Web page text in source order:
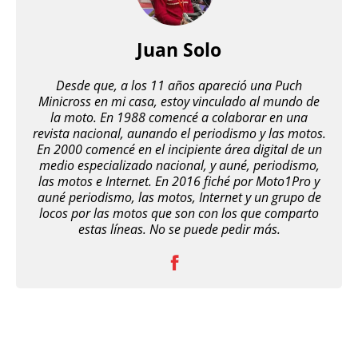
Juan Solo
Desde que, a los 11 años apareció una Puch
Minicross en mi casa, estoy vinculado al mundo de
la moto. En 1988 comencé a colaborar en una
revista nacional, aunando el periodismo y las motos.
En 2000 comencé en el incipiente área digital de un
medio especializado nacional, y auné, periodismo,
las motos e Internet. En 2016 fiché por Moto1Pro y
auné periodismo, las motos, Internet y un grupo de
locos por las motos que son con los que comparto
estas líneas. No se puede pedir más.